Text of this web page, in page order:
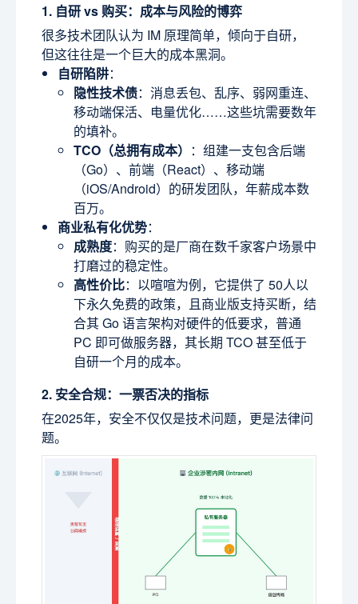
1. 自研 vs 购买：成本与风险的博弈
很多技术团队认为 IM 原理简单，倾向于自研，
但这往往是一个巨大的成本黑洞。
自研陷阱：
隐性技术债：消息丢包、乱序、弱网重连、
移动端保活、电量优化……这些坑需要数年
的填补。
TCO（总拥有成本） ：组建一支包含后端
（Go）、前端（React）、移动端
（iOS/Android）的研发团队，年薪成本数
百万。
商业私有化优势：
成熟度：购买的是厂商在数千家客户场景中
打磨过的稳定性。
高性价比：以喧喧为例，它提供了 50人以
下永久免费的政策，且商业版支持买断，结
合其 Go 语言架构对硬件的低要求，普通
PC 即可做服务器，其长期 TCO 甚至低于
自研一个月的成本。
2. 安全合规：一票否决的指标
在2025年，安全不仅仅是技术问题，更是法律问
题。